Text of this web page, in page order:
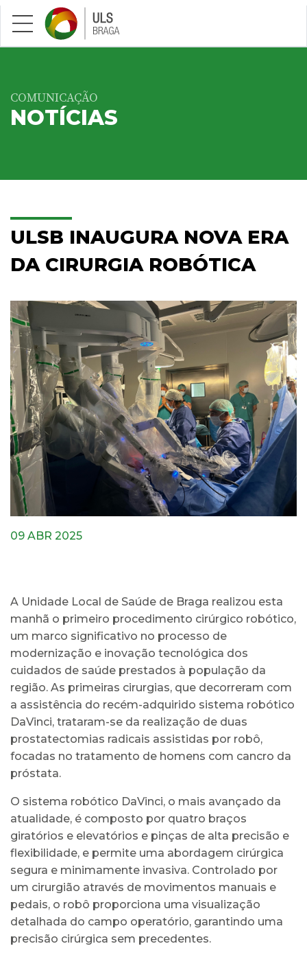
Saltar para conteúdo principal
COMUNICAÇÃO
NOTÍCIAS
ULSB INAUGURA NOVA ERA
DA CIRURGIA ROBÓTICA
09 ABR 2025
A Unidade Local de Saúde de Braga realizou esta
manhã o primeiro procedimento cirúrgico robótico,
um marco significativo no processo de
modernização e inovação tecnológica dos
cuidados de saúde prestados à população da
região. As primeiras cirurgias, que decorreram com
a assistência do recém-adquirido sistema robótico
DaVinci, trataram-se da realização de duas
prostatectomias radicais assistidas por robô,
focadas no tratamento de homens com cancro da
próstata.
O sistema robótico DaVinci, o mais avançado da
atualidade, é composto por quatro braços
giratórios e elevatórios e pinças de alta precisão e
flexibilidade, e permite uma abordagem cirúrgica
segura e minimamente invasiva. Controlado por
um cirurgião através de movimentos manuais e
pedais, o robô proporciona uma visualização
detalhada do campo operatório, garantindo uma
precisão cirúrgica sem precedentes.